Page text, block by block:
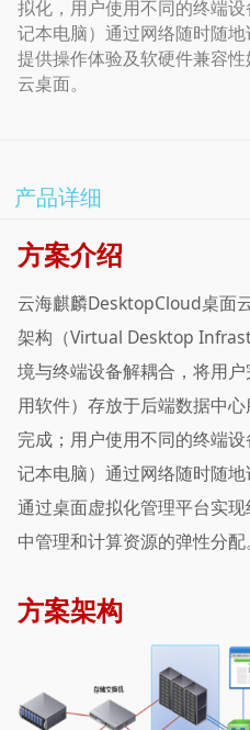
拟化，用户使用不同的终端
记本电脑）通过网络随时随
提供操作体验及软硬件兼容
云桌面。
产品详细
方案介绍
云海麒麟DesktopCloud桌面
架构（Virtual Desktop
境与终端设备解耦合，将用
用软件）存放于后端数据中
完成；用户使用不同的终端
记本电脑）通过网络随时随
通过桌面虚拟化管理平台实
中管理和计算资源的弹性分配。
方案架构